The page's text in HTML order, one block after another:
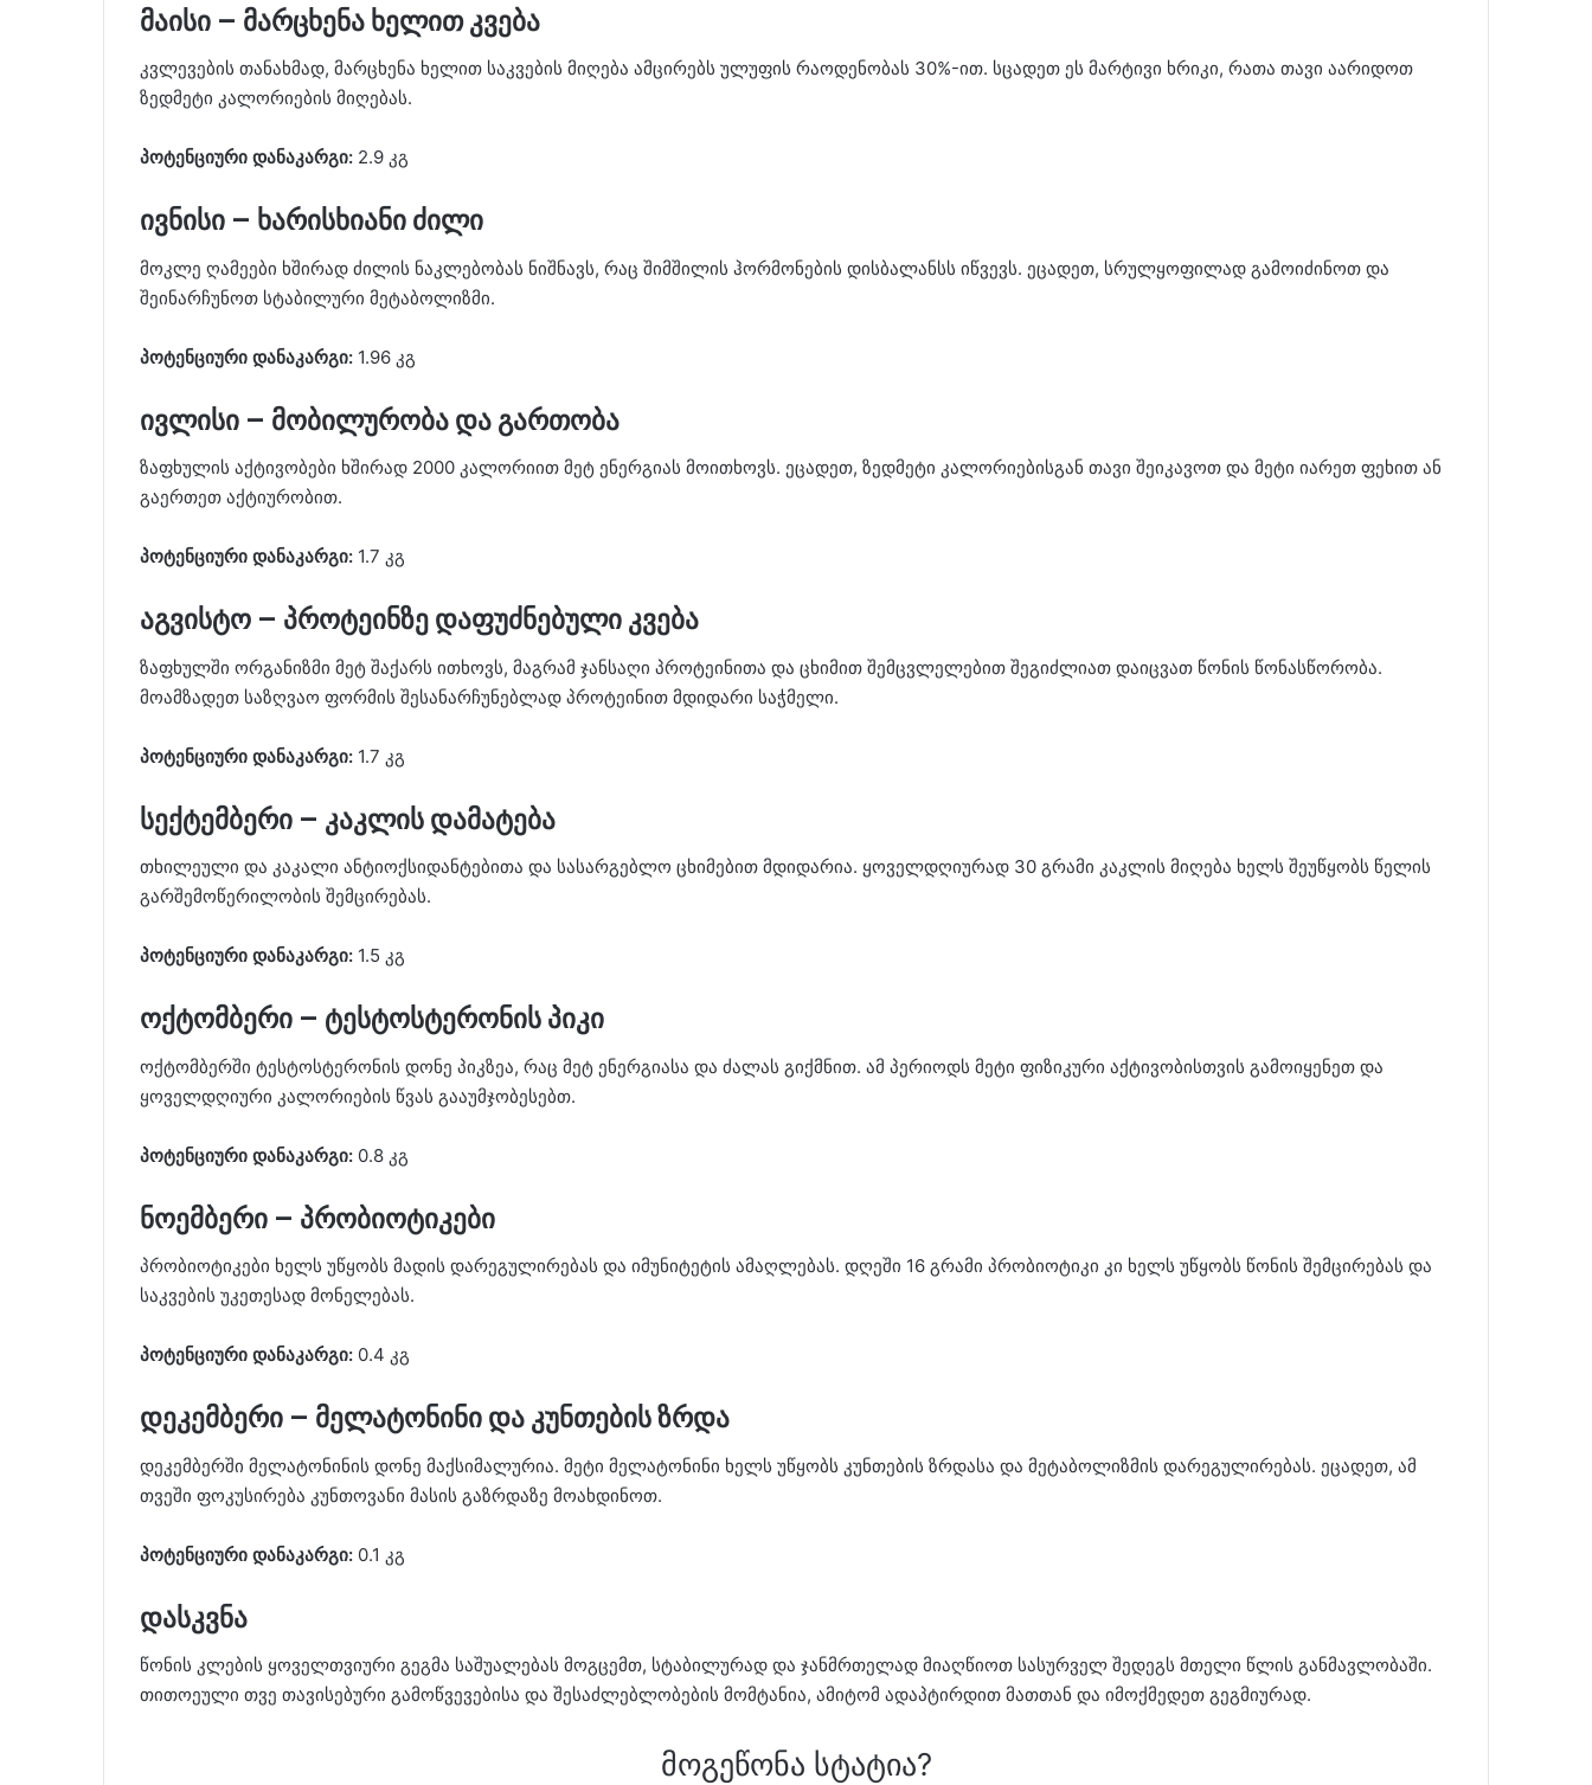
მაისი – მარცხენა ხელით კვება
კვლევების თანახმად, მარცხენა ხელით საკვების მიღება ამცირებს ულუფის რაოდენობას 30%-ით. სცადეთ ეს მარტივი ხრიკი, რათა თავი აარიდოთ
ზედმეტი კალორიების მიღებას.
პოტენციური დანაკარგი: 2.9 კგ
ივნისი – ხარისხიანი ძილი
მოკლე ღამეები ხშირად ძილის ნაკლებობას ნიშნავს, რაც შიმშილის ჰორმონების დისბალანსს იწვევს. ეცადეთ, სრულყოფილად გამოიძინოთ და
შეინარჩუნოთ სტაბილური მეტაბოლიზმი.
პოტენციური დანაკარგი: 1.96 კგ
ივლისი – მობილურობა და გართობა
ზაფხულის აქტივობები ხშირად 2000 კალორიით მეტ ენერგიას მოითხოვს. ეცადეთ, ზედმეტი კალორიებისგან თავი შეიკავოთ და მეტი იარეთ ფეხით ან
გაერთეთ აქტიურობით.
პოტენციური დანაკარგი: 1.7 კგ
აგვისტო – პროტეინზე დაფუძნებული კვება
ზაფხულში ორგანიზმი მეტ შაქარს ითხოვს, მაგრამ ჯანსაღი პროტეინითა და ცხიმით შემცვლელებით შეგიძლიათ დაიცვათ წონის წონასწორობა.
მოამზადეთ საზღვაო ფორმის შესანარჩუნებლად პროტეინით მდიდარი საჭმელი.
პოტენციური დანაკარგი: 1.7 კგ
სექტემბერი – კაკლის დამატება
თხილეული და კაკალი ანტიოქსიდანტებითა და სასარგებლო ცხიმებით მდიდარია. ყოველდღიურად 30 გრამი კაკლის მიღება ხელს შეუწყობს წელის
გარშემოწერილობის შემცირებას.
პოტენციური დანაკარგი: 1.5 კგ
ოქტომბერი – ტესტოსტერონის პიკი
ოქტომბერში ტესტოსტერონის დონე პიკზეა, რაც მეტ ენერგიასა და ძალას გიქმნით. ამ პერიოდს მეტი ფიზიკური აქტივობისთვის გამოიყენეთ და
ყოველდღიური კალორიების წვას გააუმჯობესებთ.
პოტენციური დანაკარგი: 0.8 კგ
ნოემბერი – პრობიოტიკები
პრობიოტიკები ხელს უწყობს მადის დარეგულირებას და იმუნიტეტის ამაღლებას. დღეში 16 გრამი პრობიოტიკი კი ხელს უწყობს წონის შემცირებას და
საკვების უკეთესად მონელებას.
პოტენციური დანაკარგი: 0.4 კგ
დეკემბერი – მელატონინი და კუნთების ზრდა
დეკემბერში მელატონინის დონე მაქსიმალურია. მეტი მელატონინი ხელს უწყობს კუნთების ზრდასა და მეტაბოლიზმის დარეგულირებას. ეცადეთ, ამ
თვეში ფოკუსირება კუნთოვანი მასის გაზრდაზე მოახდინოთ.
პოტენციური დანაკარგი: 0.1 კგ
დასკვნა
წონის კლების ყოველთვიური გეგმა საშუალებას მოგცემთ, სტაბილურად და ჯანმრთელად მიაღწიოთ სასურველ შედეგს მთელი წლის განმავლობაში.
თითოეული თვე თავისებური გამოწვევებისა და შესაძლებლობების მომტანია, ამიტომ ადაპტირდით მათთან და იმოქმედეთ გეგმიურად.
მოგეწონა სტატია?